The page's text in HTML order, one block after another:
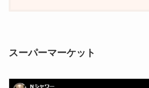
スーパーマーケット